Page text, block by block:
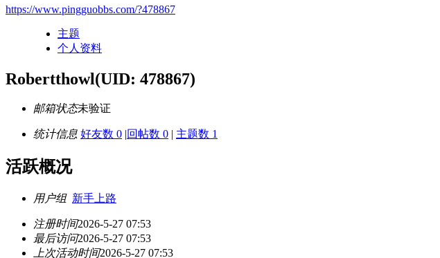
https://www.pingguobbs.com/?478867
主题
个人资料
Robertthowl(UID: 478867)
邮箱状态未验证
统计信息 好友数 0 |回帖数 0 | 主题数 1
活跃概况
用户组 新手上路
注册时间2026-5-27 07:53
最后访问2026-5-27 07:53
上次活动时间2026-5-27 07:53